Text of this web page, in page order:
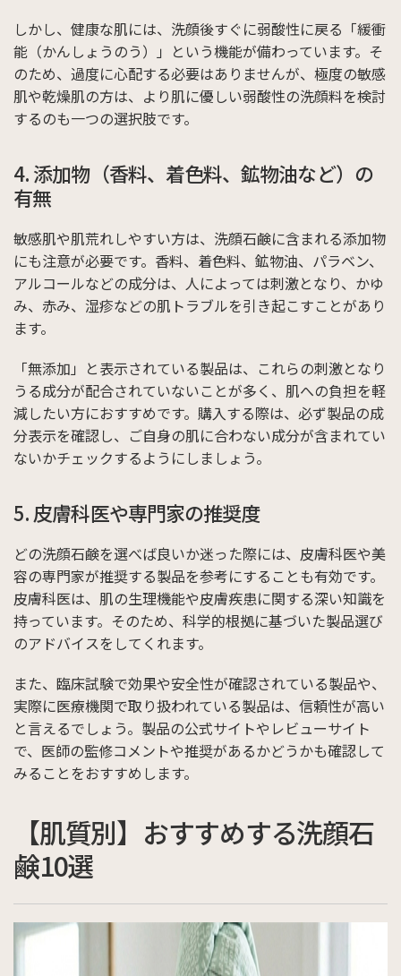
しかし、健康な肌には、洗顔後すぐに弱酸性に戻る「緩衝
能（かんしょうのう）」という機能が備わっています。そ
のため、過度に心配する必要はありませんが、極度の敏感
肌や乾燥肌の方は、より肌に優しい弱酸性の洗顔料を検討
するのも一つの選択肢です。
4. 添加物（香料、着色料、鉱物油など）の
有無
敏感肌や肌荒れしやすい方は、洗顔石鹸に含まれる添加物
にも注意が必要です。香料、着色料、鉱物油、パラベン、
アルコールなどの成分は、人によっては刺激となり、かゆ
み、赤み、湿疹などの肌トラブルを引き起こすことがあり
ます。
「無添加」と表示されている製品は、これらの刺激となり
うる成分が配合されていないことが多く、肌への負担を軽
減したい方におすすめです。購入する際は、必ず製品の成
分表示を確認し、ご自身の肌に合わない成分が含まれてい
ないかチェックするようにしましょう。
5. 皮膚科医や専門家の推奨度
どの洗顔石鹸を選べば良いか迷った際には、皮膚科医や美
容の専門家が推奨する製品を参考にすることも有効です。
皮膚科医は、肌の生理機能や皮膚疾患に関する深い知識を
持っています。そのため、科学的根拠に基づいた製品選び
のアドバイスをしてくれます。
また、臨床試験で効果や安全性が確認されている製品や、
実際に医療機関で取り扱われている製品は、信頼性が高い
と言えるでしょう。製品の公式サイトやレビューサイト
で、医師の監修コメントや推奨があるかどうかも確認して
みることをおすすめします。
【肌質別】おすすめする洗顔石
鹸10選